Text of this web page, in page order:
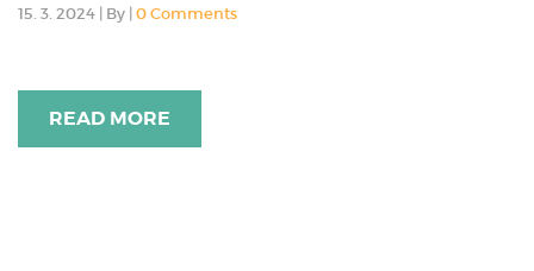
15. 3. 2024 | By | 0 Comments
READ MORE